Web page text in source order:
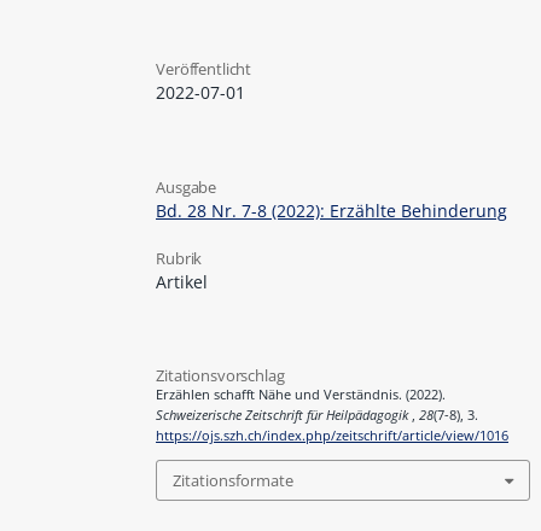
Veröffentlicht
2022-07-01
Ausgabe
Bd. 28 Nr. 7-8 (2022): Erzählte Behinderung
Rubrik
Artikel
Zitationsvorschlag
Erzählen schafft Nähe und Verständnis. (2022).
Schweizerische Zeitschrift für Heilpädagogik ,28(7-8), 3.
https://ojs.szh.ch/index.php/zeitschrift/article/view/1016
Zitationsformate